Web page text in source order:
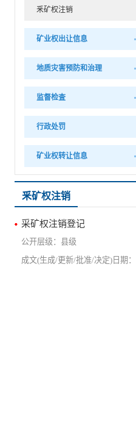
釆矿权注销
矿业权出让信息
地质灾害预防和治理
监督检査
行政处罚
矿业权转让信息
釆矿权注销
采矿权注销登记
县级